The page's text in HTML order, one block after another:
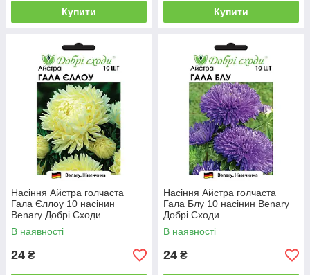
Купити Купити
Насіння Айстра голчаста
Гала Єллоу 10 насінин
Benary Добрі Сходи
В наявності
24 ₴
Насіння Айстра голчаста
Гала Блу 10 насінин Benary
Добрі Сходи
В наявності
24 ₴